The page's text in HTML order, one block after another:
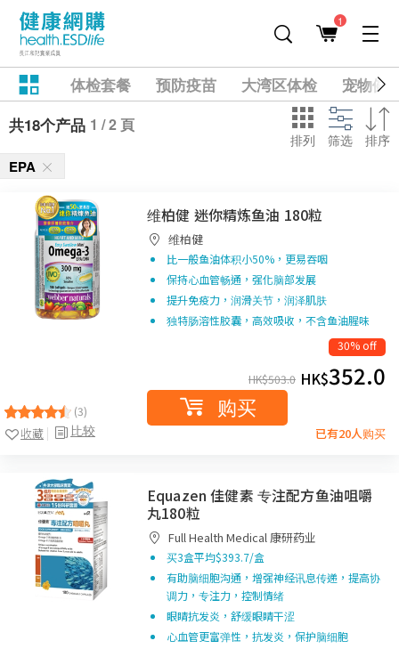
1
体检套餐 预防疫苗 大湾区体检
宠物健
共18个产品 1 / 2 頁
排列 筛选 排序
EPA
(3)
比较
收藏
维柏健 迷你精炼鱼油 180粒
维柏健
比一般鱼油体积小50%，更易吞咽
保持心血管畅通，强化脑部发展
提升免疫力，润滑关节，润泽肌肤
独特肠溶性胶囊，高效吸收，不含鱼油腥味
30% off
HK$503.0 HK$352.0
购买
已有20人购买
Equazen 佳健素 专注配方鱼油咀嚼
丸180粒
Full Health Medical 康研药业
买3盒平均$393.7/盒
有助脑细胞沟通，增强神经讯息传递，提高协
调力，专注力，控制情绪
眼睛抗发炎，舒缓眼睛干涩
心血管更富弹性，抗发炎，保护脑细胞